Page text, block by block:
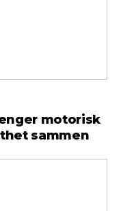
motorisk
sammen